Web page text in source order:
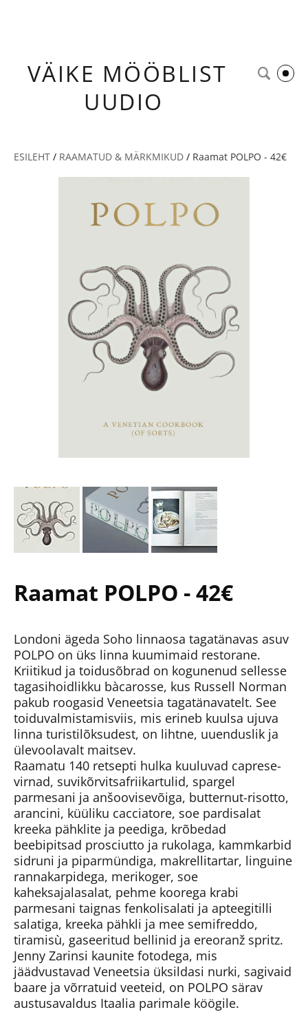
VÄIKE MÖÖBLIST
UUDIO
ESILEHT / RAAMATUD & MÄRKMIKUD / Raamat POLPO - 42€
Raamat POLPO - 42€
Londoni ägeda Soho linnaosa tagatänavas asuv
POLPO on üks linna kuumimaid restorane.
Kriitikud ja toidusõbrad on kogunenud sellesse
tagasihoidlikku bàcarosse, kus Russell Norman
pakub roogasid Veneetsia tagatänavatelt. See
toiduvalmistamisviis, mis erineb kuulsa ujuva
linna turistilõksudest, on lihtne, uuenduslik ja
ülevoolavalt maitsev.
Raamatu 140 retsepti hulka kuuluvad caprese-
virnad, suvikõrvitsafriikartulid, spargel
parmesani ja anšoovisevõiga, butternut-risotto,
arancini, küüliku cacciatore, soe pardisalat
kreeka pähklite ja peediga, krõbedad
beebipitsad prosciutto ja rukolaga, kammkarbid
sidruni ja piparmündiga, makrellitartar, linguine
rannakarpidega, merikoger, soe
kaheksajalasalat, pehme koorega krabi
parmesani taignas fenkolisalati ja apteegitilli
salatiga, kreeka pähkli ja mee semifreddo,
tiramisù, gaseeritud bellinid ja ereoranž spritz.
Jenny Zarinsi kaunite fotodega, mis
jäädvustavad Veneetsia üksildasi nurki, sagivaid
baare ja võrratuid veeteid, on POLPO särav
austusavaldus Itaalia parimale köögile.